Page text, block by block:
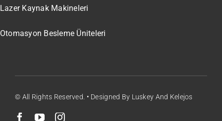
Lazer Kaynak Makineleri
Otomasyon Besleme Üniteleri
© All Rights Reserved. • Designed By Luskey And Kelejos